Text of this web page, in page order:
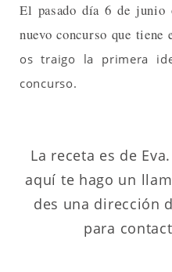
El pasado día 6 de junio
nuevo concurso que tiene
os traigo la primera
concurso.
La receta es de
aquí te hago un
des una dirección
para